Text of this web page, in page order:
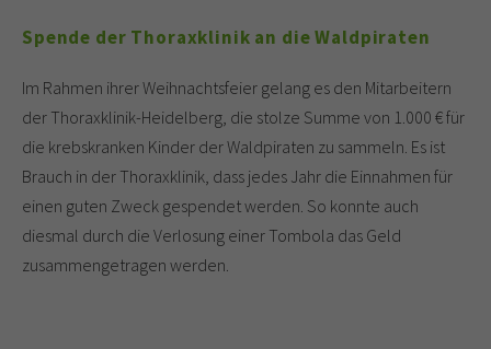
Spende der Thoraxklinik an die Waldpiraten
Im Rahmen ihrer Weihnachtsfeier gelang es den Mitarbeitern
der Thoraxklinik-Heidelberg, die stolze Summe von 1.000 € für
die krebskranken Kinder der Waldpiraten zu sammeln. Es ist
Brauch in der Thoraxklinik, dass jedes Jahr die Einnahmen für
einen guten Zweck gespendet werden. So konnte auch
diesmal durch die Verlosung einer Tombola das Geld
zusammengetragen werden.